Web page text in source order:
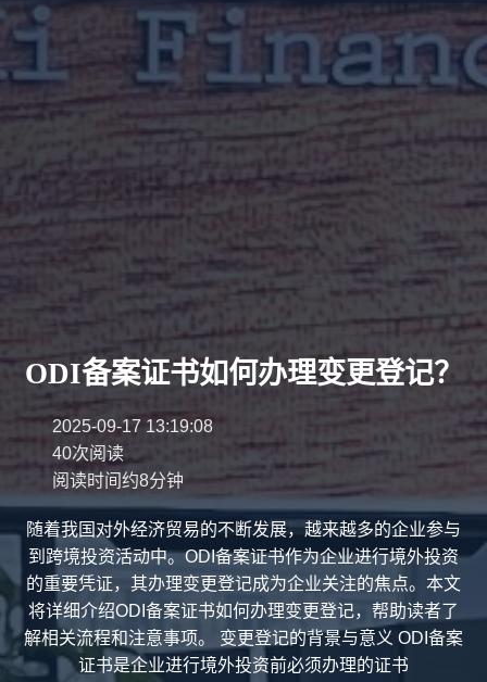
ODI备案证书如何办理变更登记？
2025-09-17 13:19:08
40次阅读
阅读时间约8分钟
随着我国对外经济贸易的不断发展，越来越多的企业参与
到跨境投资活动中。ODI备案证书作为企业进行境外投资
的重要凭证，其办理变更登记成为企业关注的焦点。本文
将详细介绍ODI备案证书如何办理变更登记，帮助读者了
解相关流程和注意事项。 变更登记的背景与意义 ODI备案
证书是企业进行境外投资前必须办理的证书